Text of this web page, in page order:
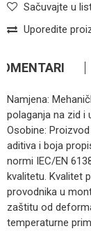
Sačuvajte u
Uporedite
Namjena:
polaganja na zid i
Osobine:
aditiva i boja
normi IEC/EN
kvalitetu. Kvalitet
provodnika u
zaštitu od
temperaturne